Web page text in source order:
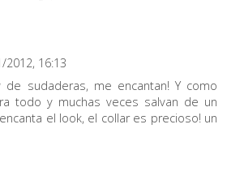
2012, 16:13
de sudaderas, me encantan! Y como
todo y muchas veces salvan de un
el look, el collar es precioso! un